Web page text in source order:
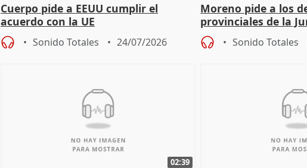
Cuerpo pide a EEUU cumplir el
acuerdo con la UE
Sonido Totales 24/07/2026
Moreno pide a los
provinciales de la
"determinación
retos", diálog
Sonido Totales
02:39